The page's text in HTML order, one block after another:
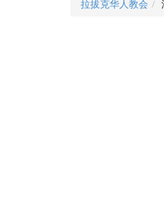
拉拔克华人教会